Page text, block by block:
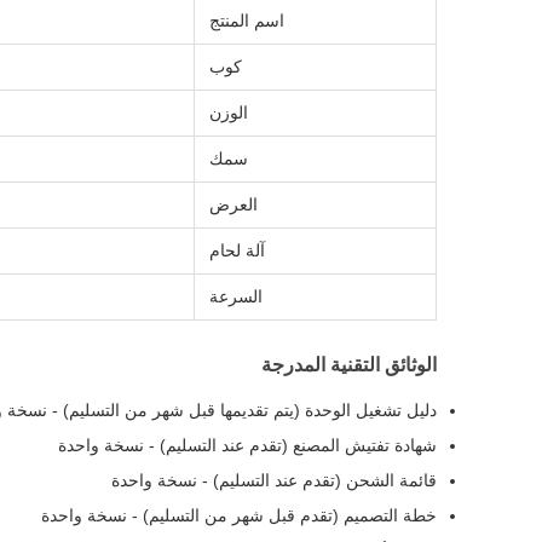
اسم المنتج
كوب
الوزن
سمك
العرض
آلة لحام
السرعة
الوثائق التقنية المدرجة
دليل تشغيل الوحدة (يتم تقديمها قبل شهر من التسليم) - نسخة
شهادة تفتيش المصنع (تقدم عند التسليم) - نسخة واحدة
قائمة الشحن (تقدم عند التسليم) - نسخة واحدة
خطة التصميم (تقدم قبل شهر من التسليم) - نسخة واحدة